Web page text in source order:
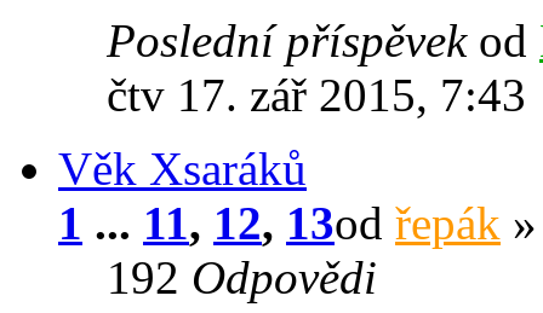
Poslední příspěvek od
čtv 17. zář 2015, 7:43
Věk Xsaráků
1 ... 11, 12, 13od řepák
192 Odpovědi